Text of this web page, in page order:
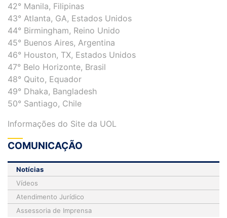
42° Manila, Filipinas
43° Atlanta, GA, Estados Unidos
44° Birmingham, Reino Unido
45° Buenos Aires, Argentina
46° Houston, TX, Estados Unidos
47° Belo Horizonte, Brasil
48° Quito, Equador
49° Dhaka, Bangladesh
50° Santiago, Chile
Informações do Site da UOL
COMUNICAÇÃO
Notícias
Vídeos
Atendimento Jurídico
Assessoria de Imprensa